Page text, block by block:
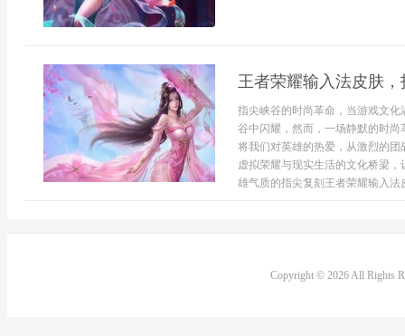
王者荣耀输入法皮肤
指尖峡谷的时尚革命，当游戏文
谷中闪耀，然而，一场静默的时
将我们对英雄的热爱，从激烈的
虚拟荣耀与现实生活的文化桥梁
雄气质的指尖复刻王者荣耀输入法
Copyright © 2026 All Rights